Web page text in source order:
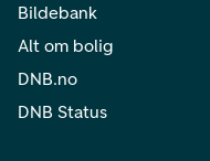
Bildebank
Alt om bolig
DNB.no
DNB Status